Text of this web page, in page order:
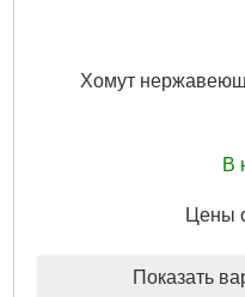
Хомут
В
Цены
Показать